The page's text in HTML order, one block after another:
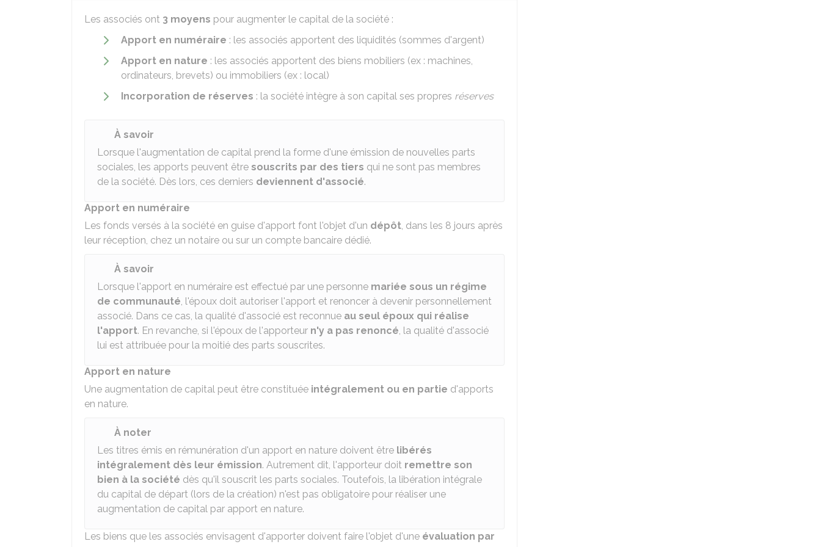
Les associés ont 3 moyens pour augmenter le capital de la société :
Apport en numéraire : les associés apportent des liquidités (sommes d'argent)
Apport en nature : les associés apportent des biens mobiliers (ex : machines,
ordinateurs, brevets) ou immobiliers (ex : local)
Incorporation de réserves : la société intègre à son capital ses propres réserves
À savoir
Lorsque l'augmentation de capital prend la forme d'une émission de nouvelles parts
sociales, les apports peuvent être souscrits par des tiers qui ne sont pas membres
de la société. Dès lors, ces derniers deviennent d'associé.
Apport en numéraire
Les fonds versés à la société en guise d'apport font l'objet d'un dépôt, dans les 8 jours après
leur réception, chez un notaire ou sur un compte bancaire dédié.
À savoir
Lorsque l'apport en numéraire est effectué par une personne mariée sous un régime
de communauté, l'époux doit autoriser l'apport et renoncer à devenir personnellement
associé. Dans ce cas, la qualité d'associé est reconnue au seul époux qui réalise
l'apport. En revanche, si l'époux de l'apporteur n'y a pas renoncé, la qualité d'associé
lui est attribuée pour la moitié des parts souscrites.
Apport en nature
Une augmentation de capital peut être constituée intégralement ou en partie d'apports
en nature.
À noter
Les titres émis en rémunération d'un apport en nature doivent être libérés
intégralement dès leur émission. Autrement dit, l'apporteur doit remettre son
bien à la société dès qu'il souscrit les parts sociales. Toutefois, la libération intégrale
du capital de départ (lors de la création) n'est pas obligatoire pour réaliser une
augmentation de capital par apport en nature.
Les biens que les associés envisagent d'apporter doivent faire l'objet d'une évaluation par